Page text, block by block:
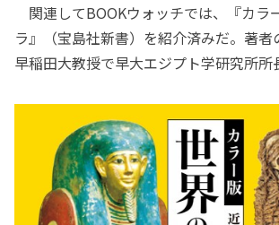
関連してBOOKウォッチでは、『カ
ラ』（宝島社新書）を紹介済みだ。著者
早稲田大教授で早大エジプト学研究所所